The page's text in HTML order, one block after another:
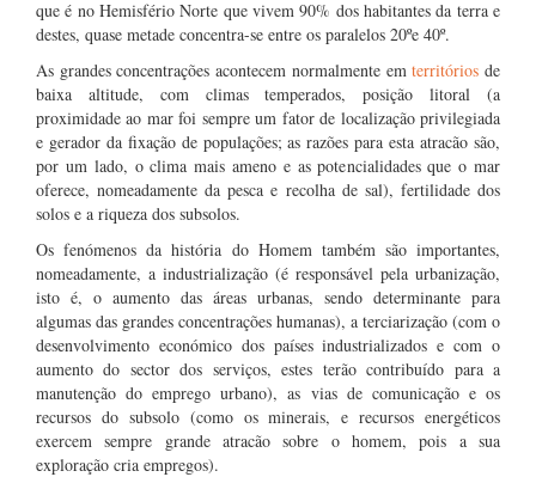
que é no Hemisfério Norte que vivem 90% dos habitantes da terra e
destes, quase metade concentra-se entre os paralelos 20ºe 40º.
As grandes concentrações acontecem normalmente emterritórios de
baixa altitude, com climas temperados, posição litoral (a
proximidade ao mar foi sempre um fator de localização privilegiada
e gerador da fixação de populações; as razões para esta atracão são,
por um lado, o clima mais ameno e as potencialidades que o mar
oferece, nomeadamente da pesca e recolha de sal), fertilidade dos
solos e a riqueza dos subsolos.
Os fenómenos da história do Homem também são importantes,
nomeadamente, a industrialização (é responsável pela urbanização,
isto é, o aumento das áreas urbanas, sendo determinante para
algumas das grandes concentrações humanas), a terciarização (com o
desenvolvimento económico dos países industrializados e com o
aumento do sector dos serviços, estes terão contribuído para a
manutenção do emprego urbano), as vias de comunicação e os
recursos do subsolo (como os minerais, e recursos energéticos
exercem sempre grande atracão sobre o homem, pois a sua
exploração cria empregos).